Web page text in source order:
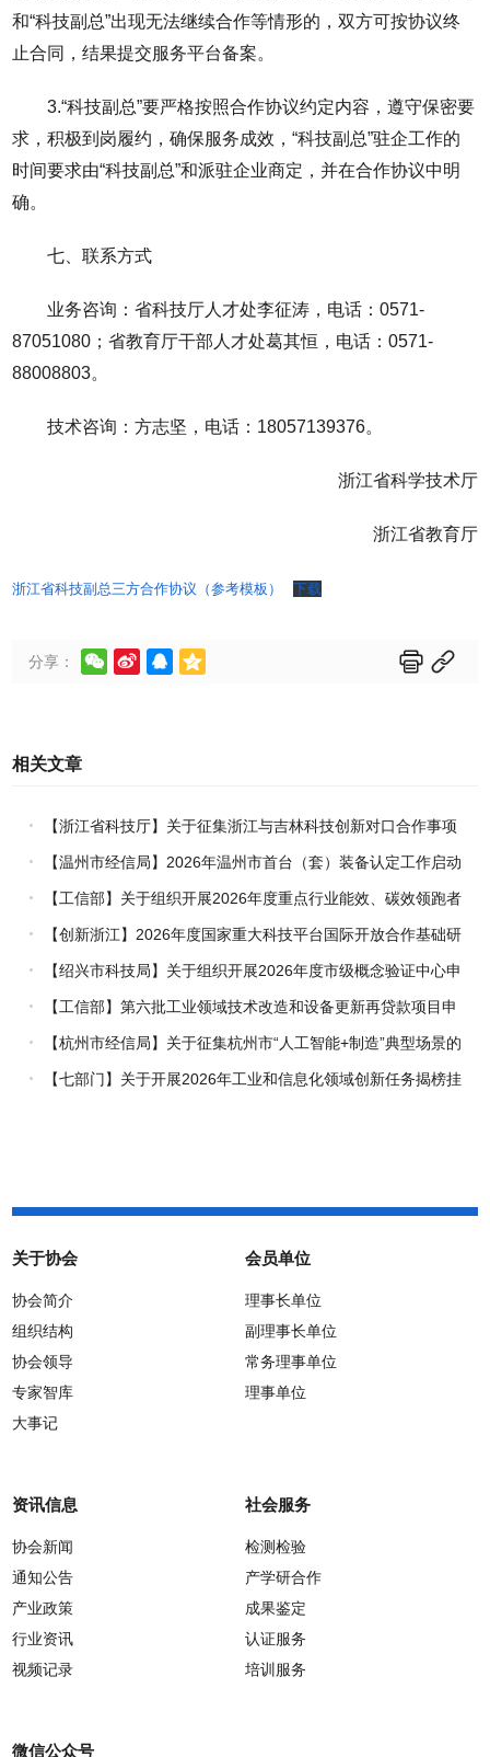
和“科技副总”出现无法继续合作等情形的，双方可按协议终
止合同，结果提交服务平台备案。
3.“科技副总”要严格按照合作协议约定内容，遵守保密要
求，积极到岗履约，确保服务成效，“科技副总”驻企工作的
时间要求由“科技副总”和派驻企业商定，并在合作协议中明
确。
七、联系方式
业务咨询：省科技厅人才处李征涛，电话：0571-
87051080；省教育厅干部人才处葛其恒，电话：0571-
88008803。
技术咨询：方志坚，电话：18057139376。
浙江省科学技术厅
浙江省教育厅
浙江省科技副总三方合作协议（参考模板） 下载
分享：      
相关文章
【浙江省科技厅】关于征集浙江与吉林科技创新对口合作事项
的通知【温州市经信局】2026年温州市首台（套）装备认定工作启动
【工信部】关于组织开展2026年度重点行业能效、碳效领跑者
企业推荐工作的通知
【创新浙江】2026年度国家重大科技平台国际开放合作基础研
究专项（试点）项目指南
【绍兴市科技局】关于组织开展2026年度市级概念验证中心申
报工作的通知
【工信部】第六批工业领域技术改造和设备更新再贷款项目申
报工作启动
【杭州市经信局】关于征集杭州市“人工智能+制造”典型场景的
通知【七部门】关于开展2026年工业和信息化领域创新任务揭榜挂
关于协会
协会简介
组织结构
协会领导
专家智库
大事记
会员单位
理事长单位
副理事长单位
常务理事单位
理事单位
资讯信息
协会新闻
通知公告
产业政策
行业资讯
视频记录
社会服务
检测检验
产学研合作
成果鉴定
认证服务
培训服务
微信公众号